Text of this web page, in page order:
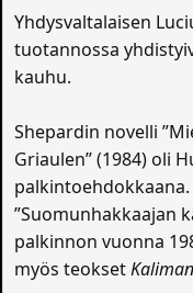
Yhdysvaltalaisen
tuotannossa
kauhu.
Shepardin novelli
Griaulen” (1984) oli
”Suomunhakkaajan
palkinnon vuonna
myös teokset